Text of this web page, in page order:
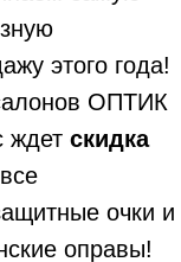
этого года!
ОПТИК
ждет скидка
очки и
оправы!